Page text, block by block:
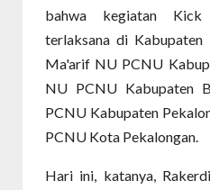
bahwa kegiatan
terlaksana di
Ma'arif NU PCNU
NU PCNU Kabupaten
PCNU Kabupaten
PCNU Kota Pekalongan.
Hari ini, katanya,